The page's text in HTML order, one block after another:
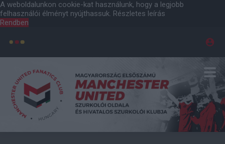
A weboldalunkon cookie-kat használunk, hogy a legjobb
felhasználói élményt nyújthassuk. Részletes leírás
Rendben